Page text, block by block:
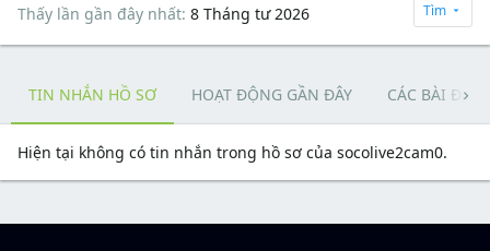
Thấy lần gần đây nhất 8 Tháng tư 2026 Tìm
TIN NHẮN HỒ SƠ HOẠT ĐỘNG GẦN ĐÂY CÁC BÀI
Hiện tại không có tin nhắn trong hồ sơ của socolive2cam0.